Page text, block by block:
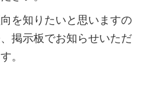
を知りたいと思いますの
掲示板でお知らせいただ
。